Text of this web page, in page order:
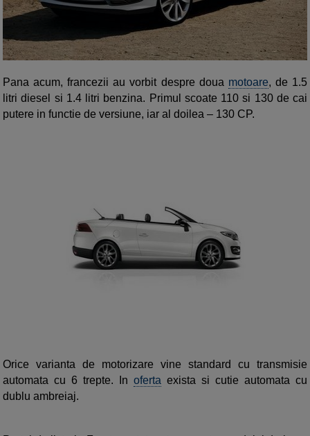
Pana acum, francezii au vorbit despre doua motoare, de 1.5
litri diesel si 1.4 litri benzina. Primul scoate 110 si 130 de cai
putere in functie de versiune, iar al doilea – 130 CP.
Orice varianta de motorizare vine standard cu transmisie
automata cu 6 trepte. In oferta exista si cutie automata cu
dublu ambreiaj.